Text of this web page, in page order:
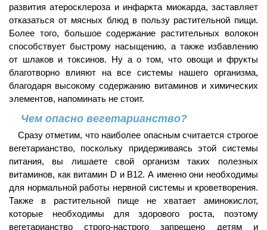
развития атеросклероза и инфаркта миокарда, заставляет
отказаться от мясных блюд в пользу растительной пищи.
Более того, большое содержание растительных волокон
способствует быстрому насыщению, а также избавлению
от шлаков и токсинов. Ну а о том, что овощи и фрукты
благотворно влияют на все системы нашего организма,
благодаря высокому содержанию витаминов и химических
элементов, напоминать не стоит.
Чем опасно вегетарианство?
Сразу отметим, что наиболее опасным считается строгое
вегетарианство, поскольку придерживаясь этой системы
питания, вы лишаете свой организм таких полезных
витаминов, как витамин D и В12. А именно они необходимы
для нормальной работы нервной системы и кроветворения.
Также в растительной пище не хватает аминокислот,
которые необходимы для здорового роста, поэтому
вегетарианство строго-настрого запрещено детям и